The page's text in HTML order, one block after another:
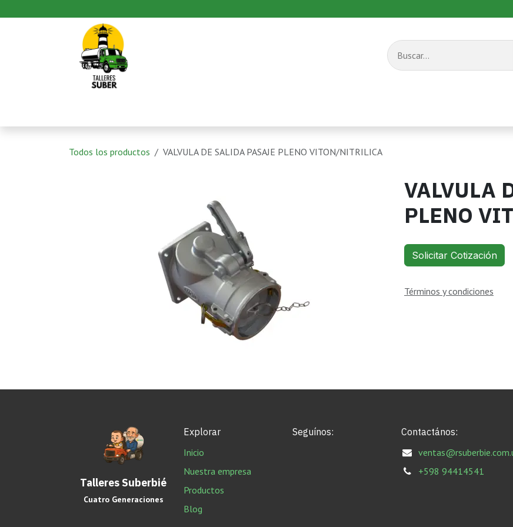
Todos los productos VALVULA DE SALIDA PASAJE PLENO VITON/NITRILICA
VALVULA
PLENO
Solicitar Cotización
Términos y condiciones
Talleres Suberbié
Cuatro Generaciones
Explorar
Inicio
Nuestra empresa
Productos
Blog
Contactános:
+598 94414541
Seguínos: